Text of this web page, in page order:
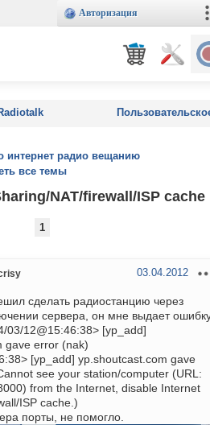
Авторизация
радио вещанию
все темы
NAT/firewall/ISP cache
1
03.04.2012
сделать радиостанцию через
сервера, он мне выдает
03/12@15:46:38> [yp_add]
gave error (nak)
[yp_add] yp.shoutcast.com gave
see your station/computer (URL:
from the Internet, disable Internet
ISP cache.)
порты, не помогло.